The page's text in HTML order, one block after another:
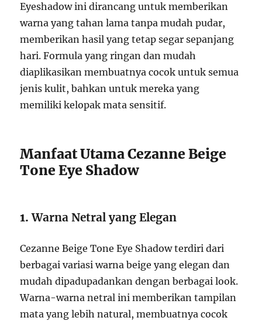
Eyeshadow ini dirancang untuk memberikan
warna yang tahan lama tanpa mudah pudar,
memberikan hasil yang tetap segar sepanjang
hari. Formula yang ringan dan mudah
diaplikasikan membuatnya cocok untuk semua
jenis kulit, bahkan untuk mereka yang
memiliki kelopak mata sensitif.
Manfaat Utama Cezanne Beige
Tone Eye Shadow
1.Warna Netral yang Elegan
Cezanne Beige Tone Eye Shadow terdiri dari
berbagai variasi warna beige yang elegan dan
mudah dipadupadankan dengan berbagai look.
Warna-warna netral ini memberikan tampilan
mata yang lebih natural, membuatnya cocok